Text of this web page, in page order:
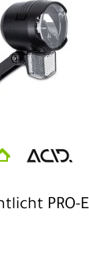
PRO-